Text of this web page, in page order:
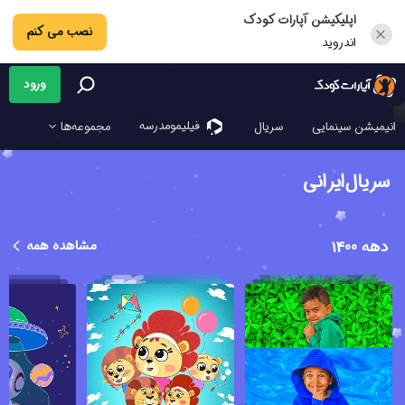
اپلیکیشن آپارات کودک
اندروید
نصب می کنم
انیمیشن سینمایی سریال فیلیمو‌مدرسه مجموعه‌ها
ورود
سریال‌ایرانی
دهه 1400 مشاهده همه